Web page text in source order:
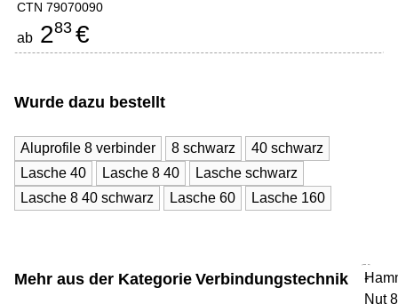
CTN 79070090
ab 283 €
Wurde dazu bestellt
Aluprofile 8 verbinder 8 schwarz
40 schwarz
Lasche 40
Lasche 8 40
Lasche schwarz
Lasche 8 40 schwarz
Lasche 60 Lasche 160
Mehr aus der Kategorie Verbindungstechnik
Nut
-